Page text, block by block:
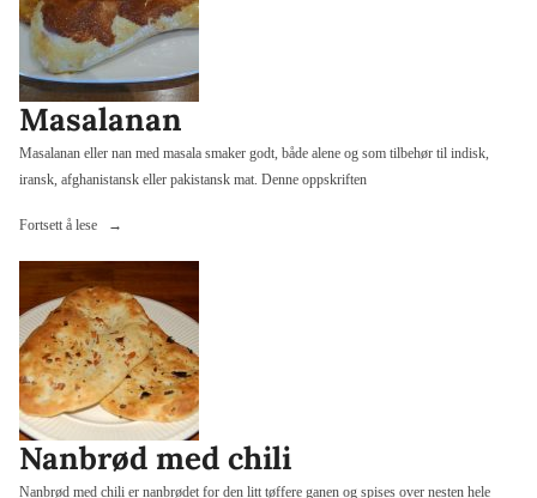
Masalanan
Masalanan eller nan med masala smaker godt, både alene og som tilbehør til indisk,
iransk, afghanistansk eller pakistansk mat. Denne oppskriften
Fortsett å lese «Masalanan»
Nanbrød med chili
Nanbrød med chili er nanbrødet for den litt tøffere ganen og spises over nesten hele